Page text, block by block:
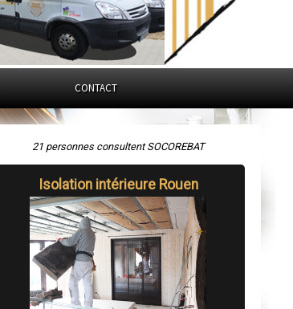
CONTACT
21 personnes consultent SOCOREBAT
Isolation intérieure Rouen